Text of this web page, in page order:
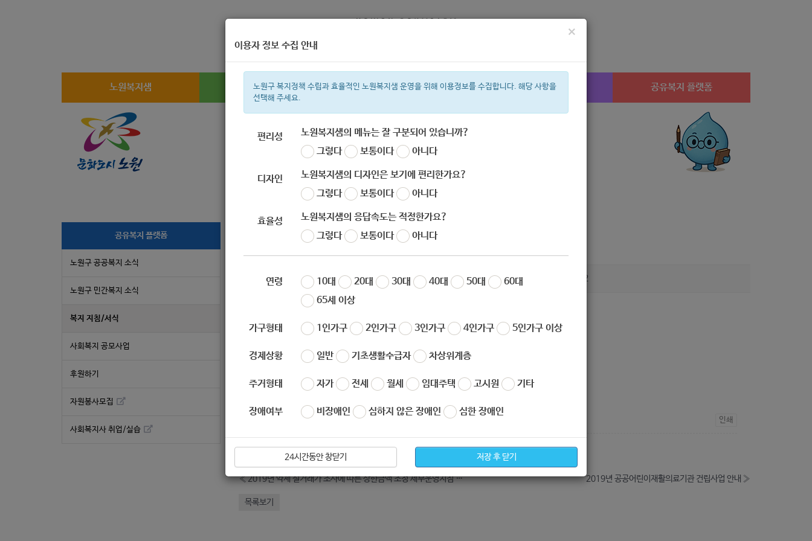
노원복지샘 복지정보 복지서비스 신청 복지시설찾기 공유복지 플랫폼
복지관 지원금 이용시설 성민복지관 집단 교육
×
이용자 정보 수집 안내
노원구 복지정책 수립과 효율적인 노원복지샘 운영을 위해 이용정보를 수집합니다. 해당 사항을
선택해 주세요.
편리성
노원복지샘의 메뉴는 잘 구분되어 있습니까?
그렇다
보통이다 아니다
디자인
노원복지샘의 디자인은 보기에 편리한가요?
그렇다
보통이다 아니다
효율성
노원복지샘의 응답속도는 적정한가요?
그렇다
보통이다 아니다
연령 10대 20대 30대 40대 50대
60대
65세 이상
가구형태 1인가구 2인가구 3인가구 4인가구 5인가구 이상
경제상황 일반 기초생활수급자 차상위계층
주거형태 자가 전세 월세 임대주택 고시원 기타
장애여부 비장애인 심하지 않은 장애인 심한 장애인
24시간동안 창닫기 저장 후 닫기
공유복지 플랫폼
노원구 공공복지 소식
노원구 민간복지 소식
복지 지침/서식
사회복지 공모사업
후원하기
자원봉사모집
사회복지사 취업/실습
지침 작성자 노원 복지샘 작성일 2019-12-23 16:44 202
싫어요 인쇄
2019년도_조혈모세포_기증사업_안내.pdf
« 2019년 약제 실거래가 조사에 따른 상한금액 조정 세부운영지침 안내 2019년 공공어린이재활의료기관 건립사업 안내 »
목록보기